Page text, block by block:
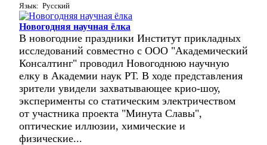
Язык: Русский
Новогодняя научная ёлка
В новогодние праздники Институт прикладных
исследований совместно с ООО "Академический
Консалтинг" проводил Новогоднюю научную
елку в Академии наук РТ. В ходе представления
зрители увидели захватывающее крио-шоу,
эксперименты со статическим электричеством
от участника проекта "Минута Славы",
оптические иллюзии, химические и
физические...